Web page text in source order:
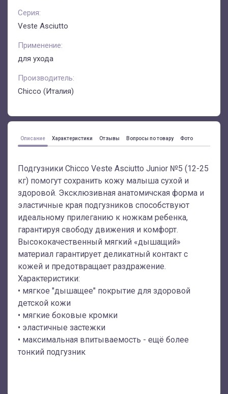
Серия:
Veste Asciutto
Применение:
для ухода
Производитель:
Chicco (Италия)
Описание Характеристики Отзывы Вопросы по товару Фото
Подгузники Chicco Veste Asciutto Junior №5 (12-25
кг) помогут сохранить кожу малыша сухой и
здоровой. Эксклюзивная анатомичская форма и
эластичные края подгузников способствуют
идеальному прилеганию к ножкам ребенка,
гарантируя свободу движения и комфорт.
Высококачественный мягкий «дышащий»
материал гарантирует деликатный контакт с
кожей и предотвращает раздражение.
Характеристики:
• мягкое "дышащее" покрытие для здоровой
детской кожи
• мягкие боковые кромки
• эластичные застежки
• максимальная впитываемость - ещё более
тонкий подгузник